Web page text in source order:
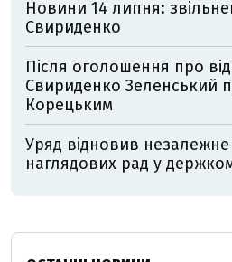
Новини 14 липня:
Свириденко
Після оголошення про
Свириденко Зеленський
Корецьким
Уряд відновив
наглядових рад у